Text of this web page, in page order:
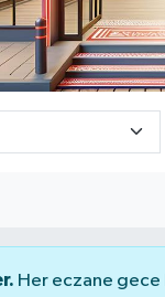
Her eczane gece